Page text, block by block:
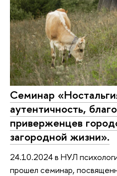
Семинар
аутентичность,
приверженцев
загородной жизни».
24.10.2024 в НУЛ
прошел семинар,